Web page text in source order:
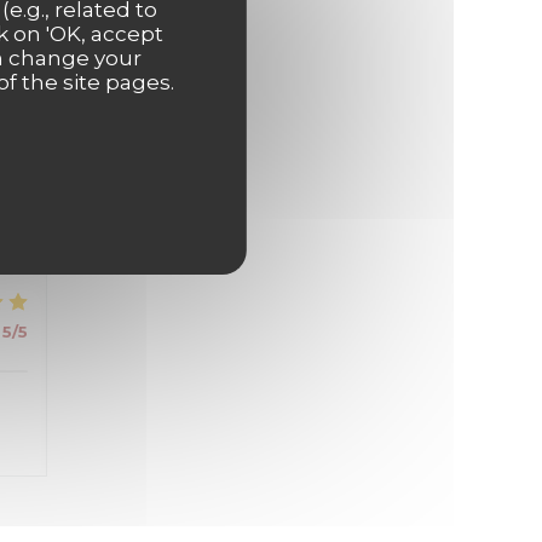
related to
on 'OK, accept
change your
the site pages.
5/5